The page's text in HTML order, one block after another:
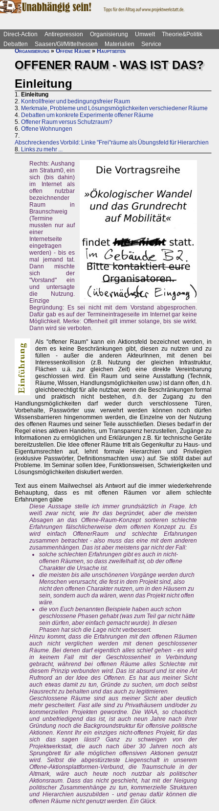
Direct-Action Antirepression Organisierung Umwelt
Theorie&Politik
Debatten
Saasen/GI/Mittelhessen Materialien
Service
Organisierung»Offene Räume»Hauptseiten
OFFENER RAUM - WAS IST DAS?
Einleitung
1. Einleitung
2. Kontrollfreier und bedingungsfreier Raum
3. Merkmale, Probleme und Lösungsmöglichkeiten verschiedener Räume
4. Debatten um konkrete Experimente offener Räume
5. Offener Raum versus Schutzraum?
6. Offene Wohnungen
7.
Abschreckendes Vorbild: Linke "Frei"räume als Übungsfeld für Hierarchien
8. Links zu mehr ...
Rechts: Aushang
am Stratum0, ein
sich (bis dahin)
im Internet als
offen nutzbar
bezeichnender
Raum in
Braunschweig
(Termine
mussten nur auf
einer
Internetseite
eingetragen
werden) - bis es
mal jemand tat.
Dann mischte
sich der
"Vorstand" ein
und untersagte
die Nutzung.
Einzige
Begründung: Es sei nicht mit dem Vorstand abgesprochen.
Dafür gab es auf der Termineintrageseite im Internet gar keine
Möglichkeit. Merke: Offenheit gilt immer solange, bis sie wirkt.
Dann wird sie verboten.
Als "offener Raum" kann ein Aktionsfeld bezeichnet werden, in
dem es keine Beschränkungen gibt, diesen zu nutzen und zu
füllen - außer die anderen AkteurInnen, mit denen bei
Interessenkollision (z.B. Nutzung der gleichen Infrastruktur,
Flächen u.ä. zur gleichen Zeit) eine direkte Vereinbarung
geschlossen wird. Ein Raum und seine Ausstattung (Technik,
Räume, Wissen, Handlungsmöglichkeiten usw.) ist dann offen, d.h.
gleichberechtigt für alle nutzbar, wenn die Beschränkungen formal
und praktisch nicht bestehen, d.h. der Zugang zu den
Handlungsmöglichkeiten darf weder durch verschlossene Türen,
Vorbehalte, Passwörter usw. verwehrt werden können noch dürfen
Wissensbarrieren hingenommen werden, die Einzelne von der Nutzung
des offenen Raumes und seiner Teile ausschließen. Dieses bedarf in der
Regel eines aktiven Handelns, um Transparenz herzustellen, Zugänge zu
Informationen zu ermöglichen und Erklärungen z.B. für technische Geräte
bereitzustellen. Die Idee offener Räume tritt als Gegenkultur zu Haus- und
Eigentumsrechten auf, lehnt formale Hierarchien und Privilegien
(exklusive Passwörter, Definitionsmachten usw.) auf. Sie stößt dabei auf
Probleme. Im Seminar sollen Idee, Funktionsweisen, Schwierigkeiten und
Lösungsmöglichkeiten diskutiert werden.
Text aus einem Mailwechsel als Antwort auf die immer wiederkehrende
Behauptung, dass es mit offenen Räumen vor allem schlechte
Erfahrungen gäbe
Diese Aussage stelle ich immer grundsätzlich in Frage. Ich
weiß zwar nicht, wie Ihr das begründet, aber die meisten
Absagen an das Offene-Raum-Konzept sortieren schlechte
Erfahrungen fälschlicherweise dem offenen Konzept zu. Es
wird einfach OffenerRaum und schlechte Erfahrungen
zusammen betrachtet - also muss das eine mit dem anderen
zusammenhängen. Das ist aber meistens gar nicht der Fall:
solche schlechten Erfahrungen gibt es auch in nicht-
offenen Räumen, so dass zweifelhaft ist, ob der offene
Charakter die Ursache ist.
die meisten bis alle unschönenen Vorgänge werden durch
Menschen verursacht, die fest in dem Projekt sind, also
nicht den offenen Charakter nutzen, um in den Häusern zu
sein, sondern auch da wären, wenn das Projekt nicht offen
wäre.
die von Euch benannten Beispiele haben auch schon
geschlossene Phasen gehabt (was zum Teil gar nicht hätte
sein dürfen, aber einfach gemacht wurde). In diesen
Phasen hat sich die Lage nicht verbessert.
Hinzu kommt, dass die Erfahrungen mit den offenen Räumen
auch nicht verglichen werden mit denen geschlossener
Räume. Bei denen darf eigentlich alles schief gehen - es wird
in keinem Fall mit der Geschlossenheit in Verbindung
gebracht, während bei offenen Räume alles Schlechte mit
diesem Prinzip verbunden wird. Das ist absurd und ist eine Art
Rufmord an der Idee des Offenen. Es hat aus meiner Sicht
auch etwas damit zu tun, Gründe zu suchen, um doch selbst
Hausrecht zu behalten und das auch zu legitimieren.
Geschlossene Räume sind aus meiner Sicht aber deutlich
mehr gescheitert. Fast alle sind zu Privathäusern und/oder zu
kommerziellen Projekten gewordne. Die WAA, so chaotisch
und unbefriedigend das ist, ist auch neun Jahre nach ihrer
Gründung noch die Backgroundstruktur für offensive politische
Aktionen. Kennt Ihr ein einziges nicht-offenes Projekt, für das
sich das sagen lässt? Ganz zu schweigen von der
Projektwerkstatt, die auch nach über 30 Jahren noch als
Sprungbrett für alle möglichen offensiven Aktionen genutzt
wird. Selbst die abgestürzteste Liegenschaft in unserem
Offene-Aktionsplattformen-Verbund, die Traumschule in der
Altmark, wäre auch heute noch nutzbar als politischer
Aktionsraum. Dass das nicht geschieht, hat mit der Neigung
politischer Zusammenhänge zu tun, kommerzielle Strukturen
und Hierarchien auszubilden - und genau dafür können die
offenen Räume nicht genutzt werden. Ein Glück.